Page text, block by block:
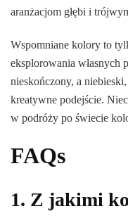
aranżacjom głębi i
Wspomniane kolory to
eksplorowania własnych
nieskończony, a
kreatywne podejście.
w podróży po świecie
FAQs
1. Z jakimi